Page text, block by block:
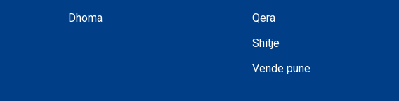
Dhoma
Qera
Shitje
Vende pune